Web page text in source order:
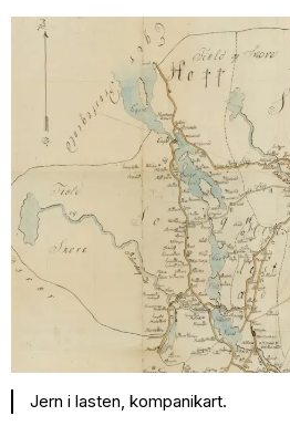
Jern i lasten, kompanikart.